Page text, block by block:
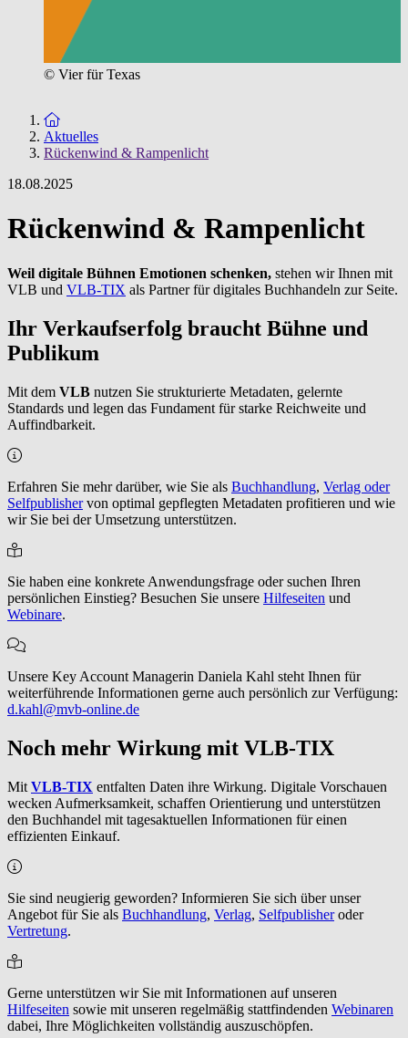
© Vier für Texas
Zur Startseite
Aktuelles
Rückenwind & Rampenlicht
18.08.2025
Rückenwind & Rampenlicht
Weil digitale Bühnen Emotionen schenken, stehen wir Ihnen mit
VLB und VLB-TIX als Partner für digitales Buchhandeln zur Seite.
Ihr Verkaufserfolg braucht Bühne und
Publikum
Mit dem VLB nutzen Sie strukturierte Metadaten, gelernte
Standards und legen das Fundament für starke Reichweite und
Auffindbarkeit.
Erfahren Sie mehr darüber, wie Sie als Buchhandlung, Verlag oder
Selfpublishervon optimal gepflegten Metadaten profitieren und wie
wir Sie bei der Umsetzung unterstützen.
Sie haben eine konkrete Anwendungsfrage oder suchen Ihren
persönlichen Einstieg? Besuchen Sie unsere Hilfeseiten und
Webinare.
Unsere Key Account Managerin Daniela Kahl steht Ihnen für
weiterführende Informationen gerne auch persönlich zur Verfügung:
d.kahl@mvb-online.de
Noch mehr Wirkung mit VLB-TIX
Mit VLB-TIX entfalten Daten ihre Wirkung. Digitale Vorschauen
wecken Aufmerksamkeit, schaffen Orientierung und unterstützen
den Buchhandel mit tagesaktuellen Informationen für einen
effizienten Einkauf.
Sie sind neugierig geworden? Informieren Sie sich über unser
Angebot für Sie als Buchhandlung, Verlag, Selfpublisheroder
Vertretung.
Gerne unterstützen wir Sie mit Informationen auf unseren
Hilfeseiten sowie mit unseren regelmäßig stattfindenden Webinaren
dabei, Ihre Möglichkeiten vollständig auszuschöpfen.